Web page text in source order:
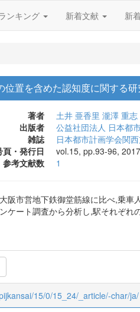
ンキング 新着文献 新
位置を含めた認知度に関する
著者 土井 亜香里 瀧澤 重志
出版者
公益社団法人 日本都
雑誌
日本都市計画学会関
頁・発行日
vol.15, pp.93-96,
参考文献数
1
阪市営地下鉄御堂筋線に比べ,乗
ケート調査から分析し,駅それぞ
15/0/15_24/_article/-char/ja/